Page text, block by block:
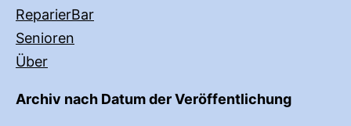
ReparierBar
Senioren
Über
Archiv nach Datum der Veröffentlichung